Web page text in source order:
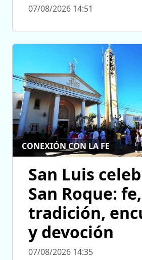
07/08/2026 14:51
CONEXIÓN CON LA FE
San Luis
San Roque: fe,
tradición,
y devoción
07/08/2026 14:35